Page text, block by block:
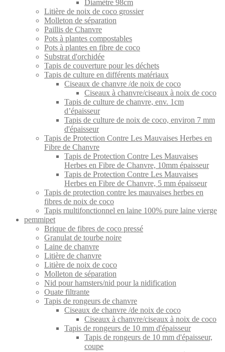
Diamètre 98cm
Litière de noix de coco grossier
Molleton de séparation
Paillis de Chanvre
Pots à plantes compostables
Pots à plantes en fibre de coco
Substrat d'orchidée
Tapis de couverture pour les déchets
Tapis de culture en différents matériaux
Ciseaux de chanvre /de noix de coco
Ciseaux à chanvre/ciseaux à noix de coco
Tapis de culture de chanvre, env. 1cm
d’épaisseur
Tapis de culture de noix de coco, environ 7 mm
d'épaisseur
Tapis de Protection Contre Les Mauvaises Herbes en
Fibre de Chanvre
Tapis de Protection Contre Les Mauvaises
Herbes en Fibre de Chanvre, 10mm épaisseur
Tapis de Protection Contre Les Mauvaises
Herbes en Fibre de Chanvre, 5 mm épaisseur
Tapis de protection contre les mauvaises herbes en
fibres de noix de coco
Tapis multifonctionnel en laine 100% pure laine vierge
pemmipet
Brique de fibres de coco pressé
Granulat de tourbe noire
Laine de chanvre
Litière de chanvre
Litière de noix de coco
Molleton de séparation
Nid pour hamsters/nid pour la nidification
Ouate filtrante
Tapis de rongeurs de chanvre
Ciseaux de chanvre /de noix de coco
Ciseaux à chanvre/ciseaux à noix de coco
Tapis de rongeurs de 10 mm d'épaisseur
Tapis de rongeurs de 10 mm d'épaisseur,
coupe